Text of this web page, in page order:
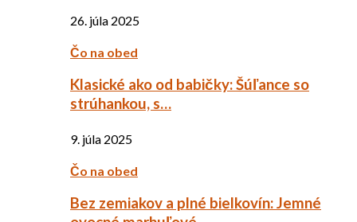
26. júla 2025
Čo na obed
Klasické ako od babičky: Šúľance so
strúhankou, s…
9. júla 2025
Čo na obed
Bez zemiakov a plné bielkovín: Jemné